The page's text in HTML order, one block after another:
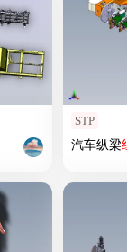
STP
汽车纵梁